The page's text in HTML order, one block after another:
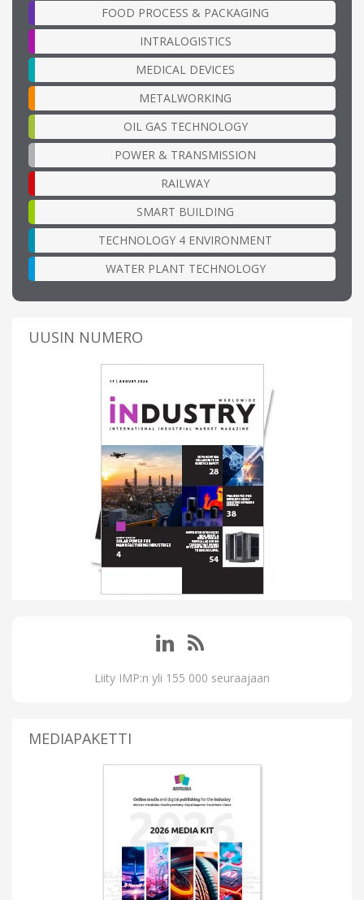
FOOD PROCESS & PACKAGING
INTRALOGISTICS
MEDICAL DEVICES
METALWORKING
OIL GAS TECHNOLOGY
POWER & TRANSMISSION
RAILWAY
SMART BUILDING
TECHNOLOGY 4 ENVIRONMENT
WATER PLANT TECHNOLOGY
UUSIN NUMERO
Liity IMP:n yli 155 000 seuraajaan
MEDIAPAKETTI